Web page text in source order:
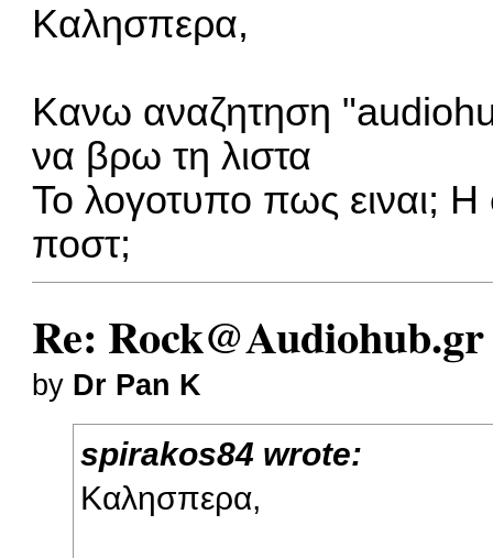
Καλησπερα,
Κανω αναζητηση
να βρω τη λιστα
To λογοτυπο πως ειναι;
ποστ;
Re: Rock@Audiohub.gr
by Dr Pan K
spirakos84 wrote:
Καλησπερα,